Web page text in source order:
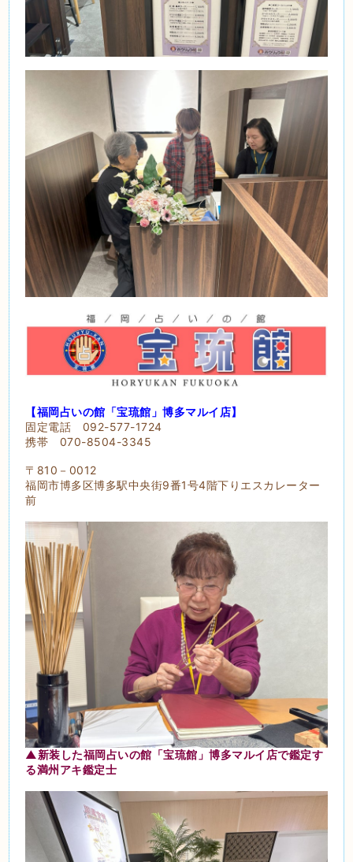
【福岡占いの館「宝琉館」博多マルイ店】
固定電話 092-577-1724
携帯 070-8504-3345
〒810－0012
福岡市博多区博多駅中央街9番1号4階下りエスカレーター
前
▲新装した福岡占いの館「宝琉館」博多マルイ店で鑑定す
る満州アキ鑑定士